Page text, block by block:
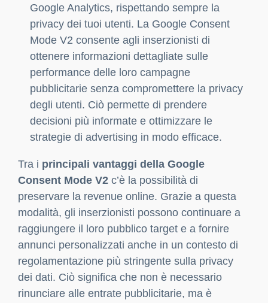
Google Analytics, rispettando sempre la
privacy dei tuoi utenti. La Google Consent
Mode V2 consente agli inserzionisti di
ottenere informazioni dettagliate sulle
performance delle loro campagne
pubblicitarie senza compromettere la privacy
degli utenti. Ciò permette di prendere
decisioni più informate e ottimizzare le
strategie di advertising in modo efficace.
Tra i principali vantaggi della Google
Consent Mode V2 c’è la possibilità di
preservare la revenue online. Grazie a questa
modalità, gli inserzionisti possono continuare a
raggiungere il loro pubblico target e a fornire
annunci personalizzati anche in un contesto di
regolamentazione più stringente sulla privacy
dei dati. Ciò significa che non è necessario
rinunciare alle entrate pubblicitarie, ma è